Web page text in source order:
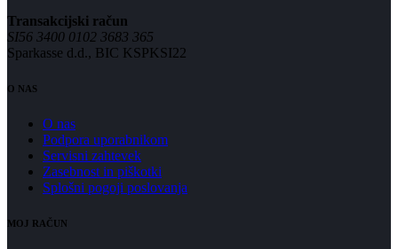
Transakcijski račun
SI56 3400 0102 3683 365
Sparkasse d.d., BIC KSPKSI22
O NAS
O nas
Podpora uporabnikom
Servisni zahtevek
Zasebnost in piškotki
Splošni pogoji poslovanja
MOJ RAČUN